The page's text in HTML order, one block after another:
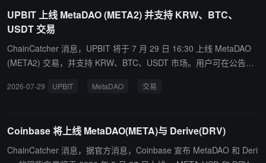
UPBIT 上线 MetaDAO (META2) 并支持 KRW、BTC、
USDT 交易
ChainCatcher 消息，UPBIT 将于 7 月 29 日 16:30 上线 MetaDAO
(META2) 交易，并支持 KRW、BTC、USDT 市场。用户可在公告发
2026-07-29 UPBIT MetaDAO 交易
Coinbase 将上线 MetaDAO(META)与 Derive(DRV)
ChainCatcher 消息，据官方消息，Coinbase 宣布 MetaDAO 和 Deri